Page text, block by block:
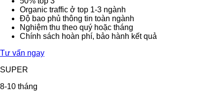
Organic traffic ở top 1-3 ngành
Độ bao phủ thông tin toàn ngành
Nghiệm thu theo quý hoặc tháng
Chính sách hoàn phí, bảo hành kết quả
Tư vấn ngay
SUPER
8-10 tháng